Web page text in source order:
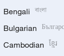
Bengali বাংলা
Bulgarian
Cambodian ខ្មែរ